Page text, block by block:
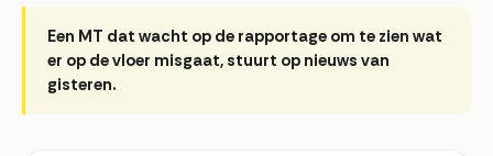
Een MT dat wacht op de rapportage om te zien wat
er op de vloer misgaat, stuurt op nieuws van
gisteren.